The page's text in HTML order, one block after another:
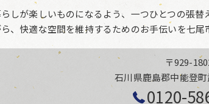
しが楽しいものになるよう、一つひとつの張
、快適な空間を維持するためのお手伝いを七尾
〒929-
石川県鹿島郡中能登
0120-